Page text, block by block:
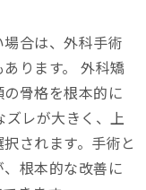
合は、外科手術
ります。 外科矯
骨格を根本的に
ズレが大きく、上
されます。手術と
根本的な改善に